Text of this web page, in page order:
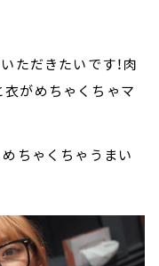
ただきたいです！肉
がめちゃくちゃマ
ちゃくちゃうまい